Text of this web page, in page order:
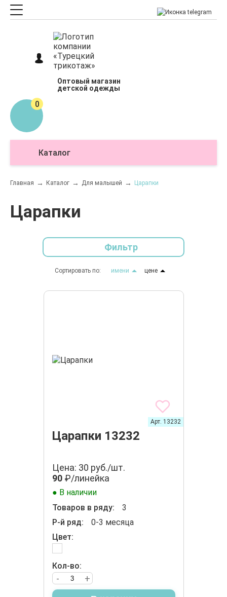
Оптовый магазин
детской одежды
0
Каталог
Главная Каталог Для малышей Царапки
Царапки
Фильтр
Сортировать по: имени цене
Царапки 13232
Арт. 13232
Цена: 30 руб./шт.
90₽/линейка
● В наличии
Товаров в ряду:
3
Р-й ряд:
0-3 месяца
Цвет:
Кол-во:
+
-